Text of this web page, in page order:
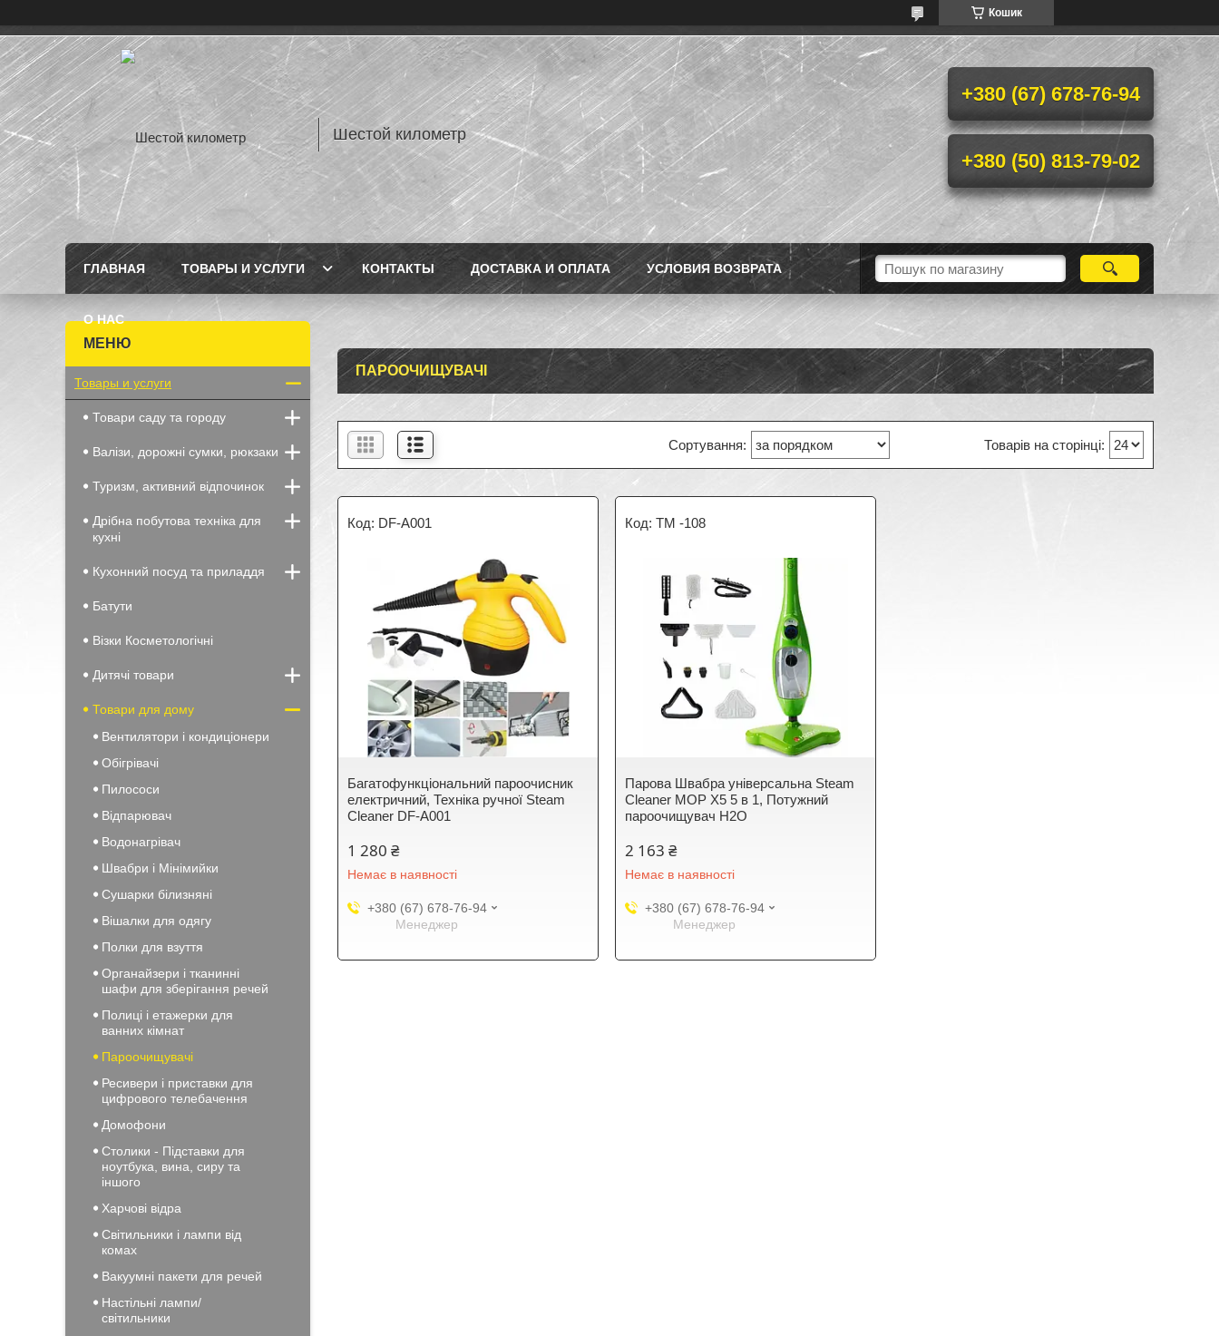
Кошик
Шестой километр
+380 (67) 678-76-94
+380 (50) 813-79-02
ГЛАВНАЯ ТОВАРЫ И УСЛУГИ КОНТАКТЫ ДОСТАВКА И ОПЛАТА УСЛОВИЯ ВОЗВРАТА
О НАС
ПАРООЧИЩУВАЧІ
DF-A001
Багатофункціональний пароочисник
електричний, Техніка ручної Steam
Cleaner DF-A001
1 280 ₴
Немає в наявності
+380 (67) 678-76-94
Менеджер
ТМ -108
Парова Швабра універсальна Steam
Cleaner MOP X5 5 в 1, Потужний
пароочищувач H2O
2 163 ₴
Немає в наявності
+380 (67) 678-76-94
Менеджер
Товары и услуги
Товари саду та городу
Валізи, дорожні сумки, рюкзаки
Туризм, активний відпочинок
Дрібна побутова техніка для
кухні
Кухонний посуд та приладдя
Батути
Візки Косметологічні
Дитячі товари
Товари для дому
Вентилятори і кондиціонери
Обігрівачі
Пилососи
Відпарювач
Водонагрівач
Швабри і Мінімийки
Сушарки білизняні
Вішалки для одягу
Полки для взуття
Органайзери і тканинні
шафи для зберігання речей
Полиці і етажерки для
ванних кімнат
Пароочищувачі
Ресивери і приставки для
цифрового телебачення
Домофони
Столики - Підставки для
ноутбука, вина, сиру та
іншого
Харчові відра
Світильники і лампи від
комах
Вакуумні пакети для речей
Настільні лампи/
світильники